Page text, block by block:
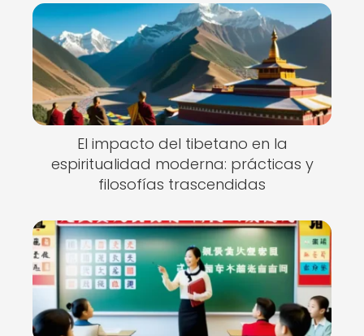
El impacto del tibetano en la
espiritualidad moderna: prácticas y
filosofías trascendidas